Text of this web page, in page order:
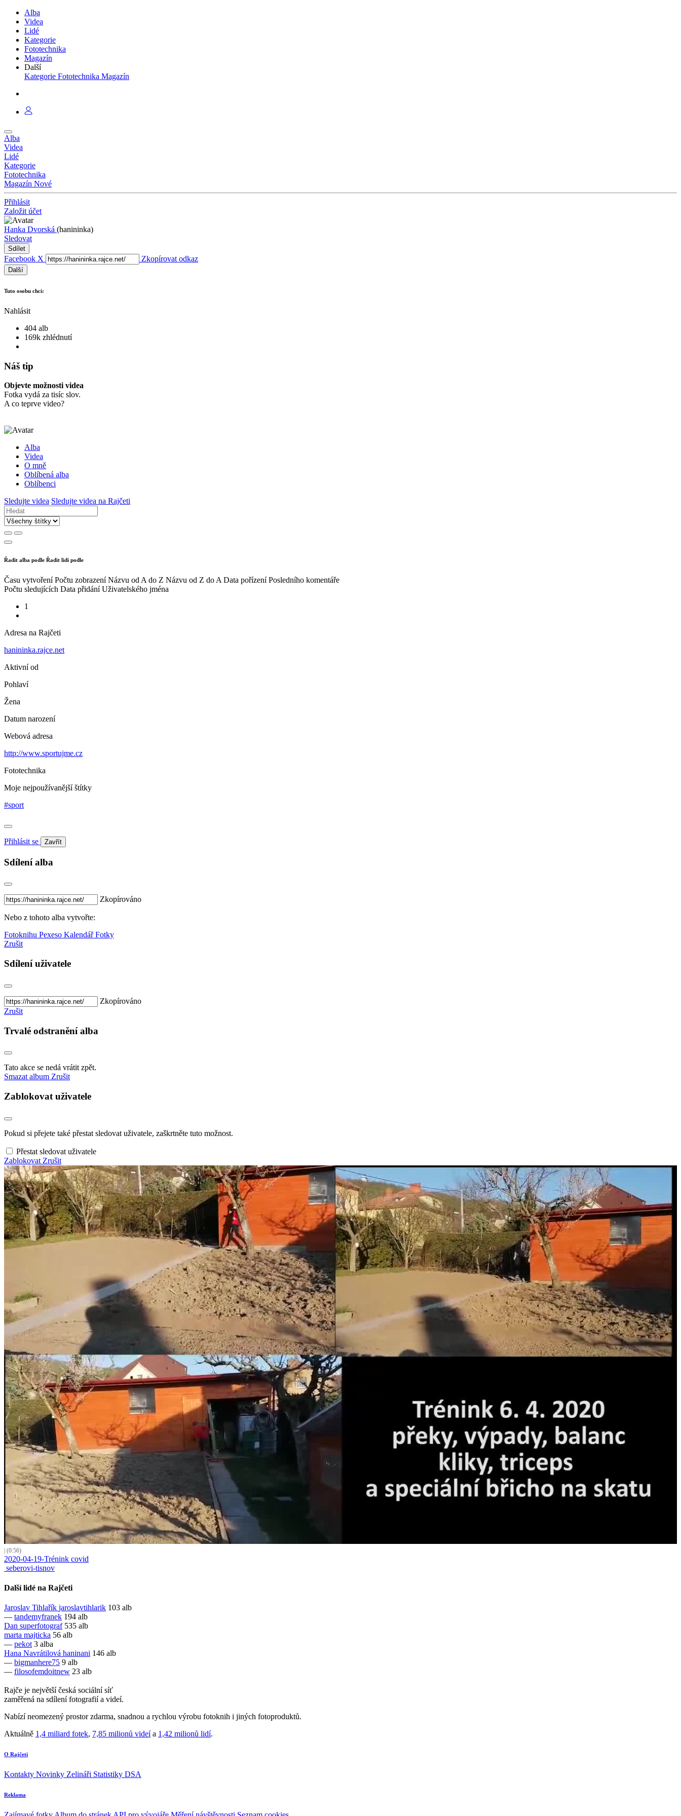
Alba
Videa
Lidé
Kategorie
Fototechnika
Magazín
Další
Kategorie Fototechnika Magazín
Alba
Videa
Lidé
Kategorie
Fototechnika
Magazín Nové
Přihlásit
Založit účet
Hanka Dvorská (hanininka)
Sledovat
Sdílet
Facebook X Zkopírovat odkaz
Další
Tuto osobu chci:
Nahlásit
404 alb
169k zhlédnutí
Náš tip
Objevte možnosti videa
Fotka vydá za tisíc slov.
A co teprve video?
Alba
Videa
O mně
Oblíbená alba
Oblíbenci
Sledujte videa Sledujte videa na Rajčeti
Řadit alba podle Řadit lidi podle
Času vytvoření Počtu zobrazení Názvu od A do Z Názvu od Z do A Data pořízení Posledního komentáře
Počtu sledujících Data přidání Uživatelského jména
1
Adresa na Rajčeti
hanininka.rajce.net
Aktivní od
Pohlaví
Žena
Datum narození
Webová adresa
http://www.sportujme.cz
Fototechnika
Moje nejpoužívanější štítky
#sport
Přihlásit se Zavřít
Sdílení alba
Zkopírováno
Nebo z tohoto alba vytvořte:
Fotoknihu Pexeso KalendářFotky
Zrušit
Sdílení uživatele
Zkopírováno
Zrušit
Trvalé odstranění alba
Tato akce se nedá vrátit zpět.
Smazat album Zrušit
Zablokovat uživatele
Pokud si přejete také přestat sledovat uživatele, zaškrtněte tuto možnost.
Přestat sledovat uživatele
Zablokovat Zrušit
| (0:56)
2020-04-19-Trénink covid
seberovi-tisnov
Další lidé na Rajčeti
Jaroslav Tihlařík jaroslavtihlarik 103 alb
— tandemyfranek 194 alb
Dan superfotograf 535 alb
marta majticka 56 alb
— pekot 3 alba
Hana Navrátilová haninani 146 alb
— bigmanhere75 9 alb
— filosofemdoitnew 23 alb
Rajče je největší česká sociální síť
zaměřená na sdílení fotografií a videí.
Nabízí neomezený prostor zdarma, snadnou a rychlou výrobu fotoknih i jiných fotoproduktů.
Aktuálně 1,4 miliard fotek, 7,85 milionů videía 1,42 milionů lidí.
O Rajčeti
Kontakty Novinky Zelináři Statistiky DSA
Reklama